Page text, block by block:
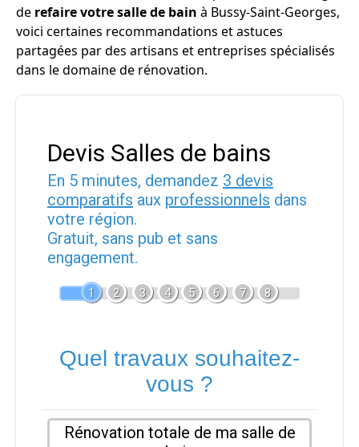
de refaire votre salle de bain à Bussy-Saint-Georges,
voici certaines recommandations et astuces
partagées par des artisans et entreprises spécialisés
dans le domaine de rénovation.
Devis Salles de bains
En 5 minutes, demandez 3 devis
comparatifs aux professionnels dans
votre région.
Gratuit, sans pub et sans
engagement.
1 2 3 4 5 6 7 8
Quel travaux souhaitez-
vous ?
Rénovation totale de ma salle de